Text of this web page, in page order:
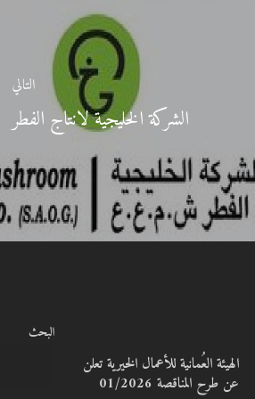
التالي
الشركة الخليجية لانتاج الفطر
البحث
الهيئة العُمانية للأعمال الخيرية تعلن
عن طرح المناقصة 01/2026